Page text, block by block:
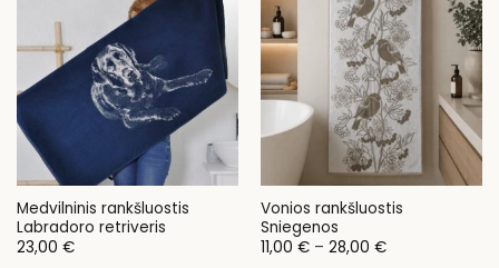
Medvilninis rankšluostis
Labradoro retriveris
23,00 €
Vonios rankšluostis
Sniegenos
11,00 € – 28,00 €Price